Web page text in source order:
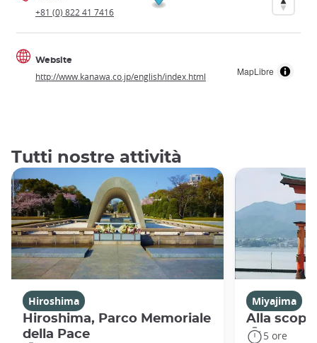
MapLibre
+81 (0) 822 41 7416
Website
http://www.kanawa.co.jp/english/index.html
Tutti nostre attività
Hiroshima
Hiroshima, Parco Memoriale
della Pace
Miyajima
Alla
5 ore